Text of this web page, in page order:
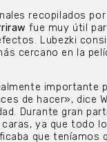
recopilados por
fue muy útil
Lubezki
cercano en la
importante
de hacer», dice
Durante gran
ya que todo
que teníamos